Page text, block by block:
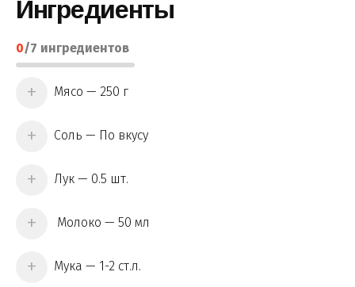
Ингредиенты
0/7 ингредиентов
Мясо — 250 г
Соль — По вкусу
Лук — 0.5 шт.
Молоко — 50 мл
Мука — 1-2 ст.л.